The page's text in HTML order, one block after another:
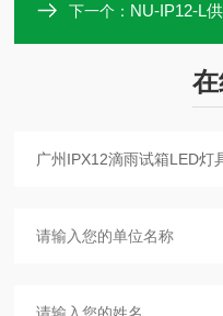
下一个： NU-IP12-L